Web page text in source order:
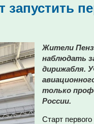
запустить
Жители
наблюдать
дирижабля.
только
России.
Старт